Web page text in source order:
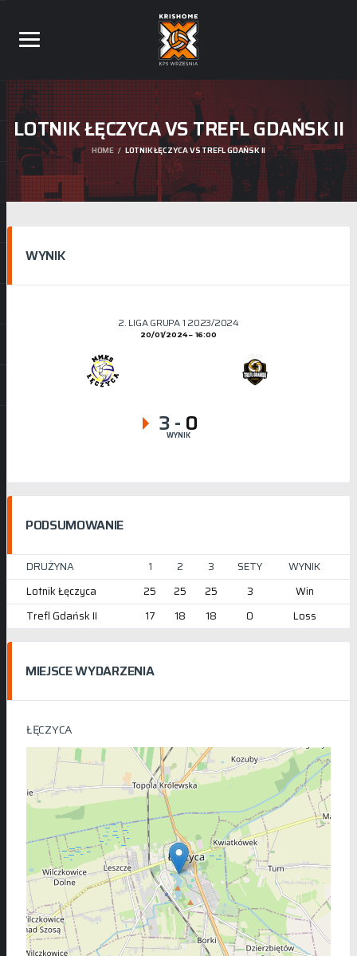
LOTNIK ŁĘCZYCA VS TREFL GDAŃSK II
HOME LOTNIK ŁĘCZYCA VS TREFL GDAŃSK II
WYNIK
2. LIGA GRUPA 1 2023/2024
20/01/2024 16:00
3- 0
WYNIK
PODSUMOWANIE
DRUŻYNA 1 2 3 SETY
WYNIK
Lotnik Łęczyca
25 25 25 3
Win
Trefl Gdańsk II
17 18 18 0 Loss
MIEJSCE WYDARZENIA
ŁĘCZYCA